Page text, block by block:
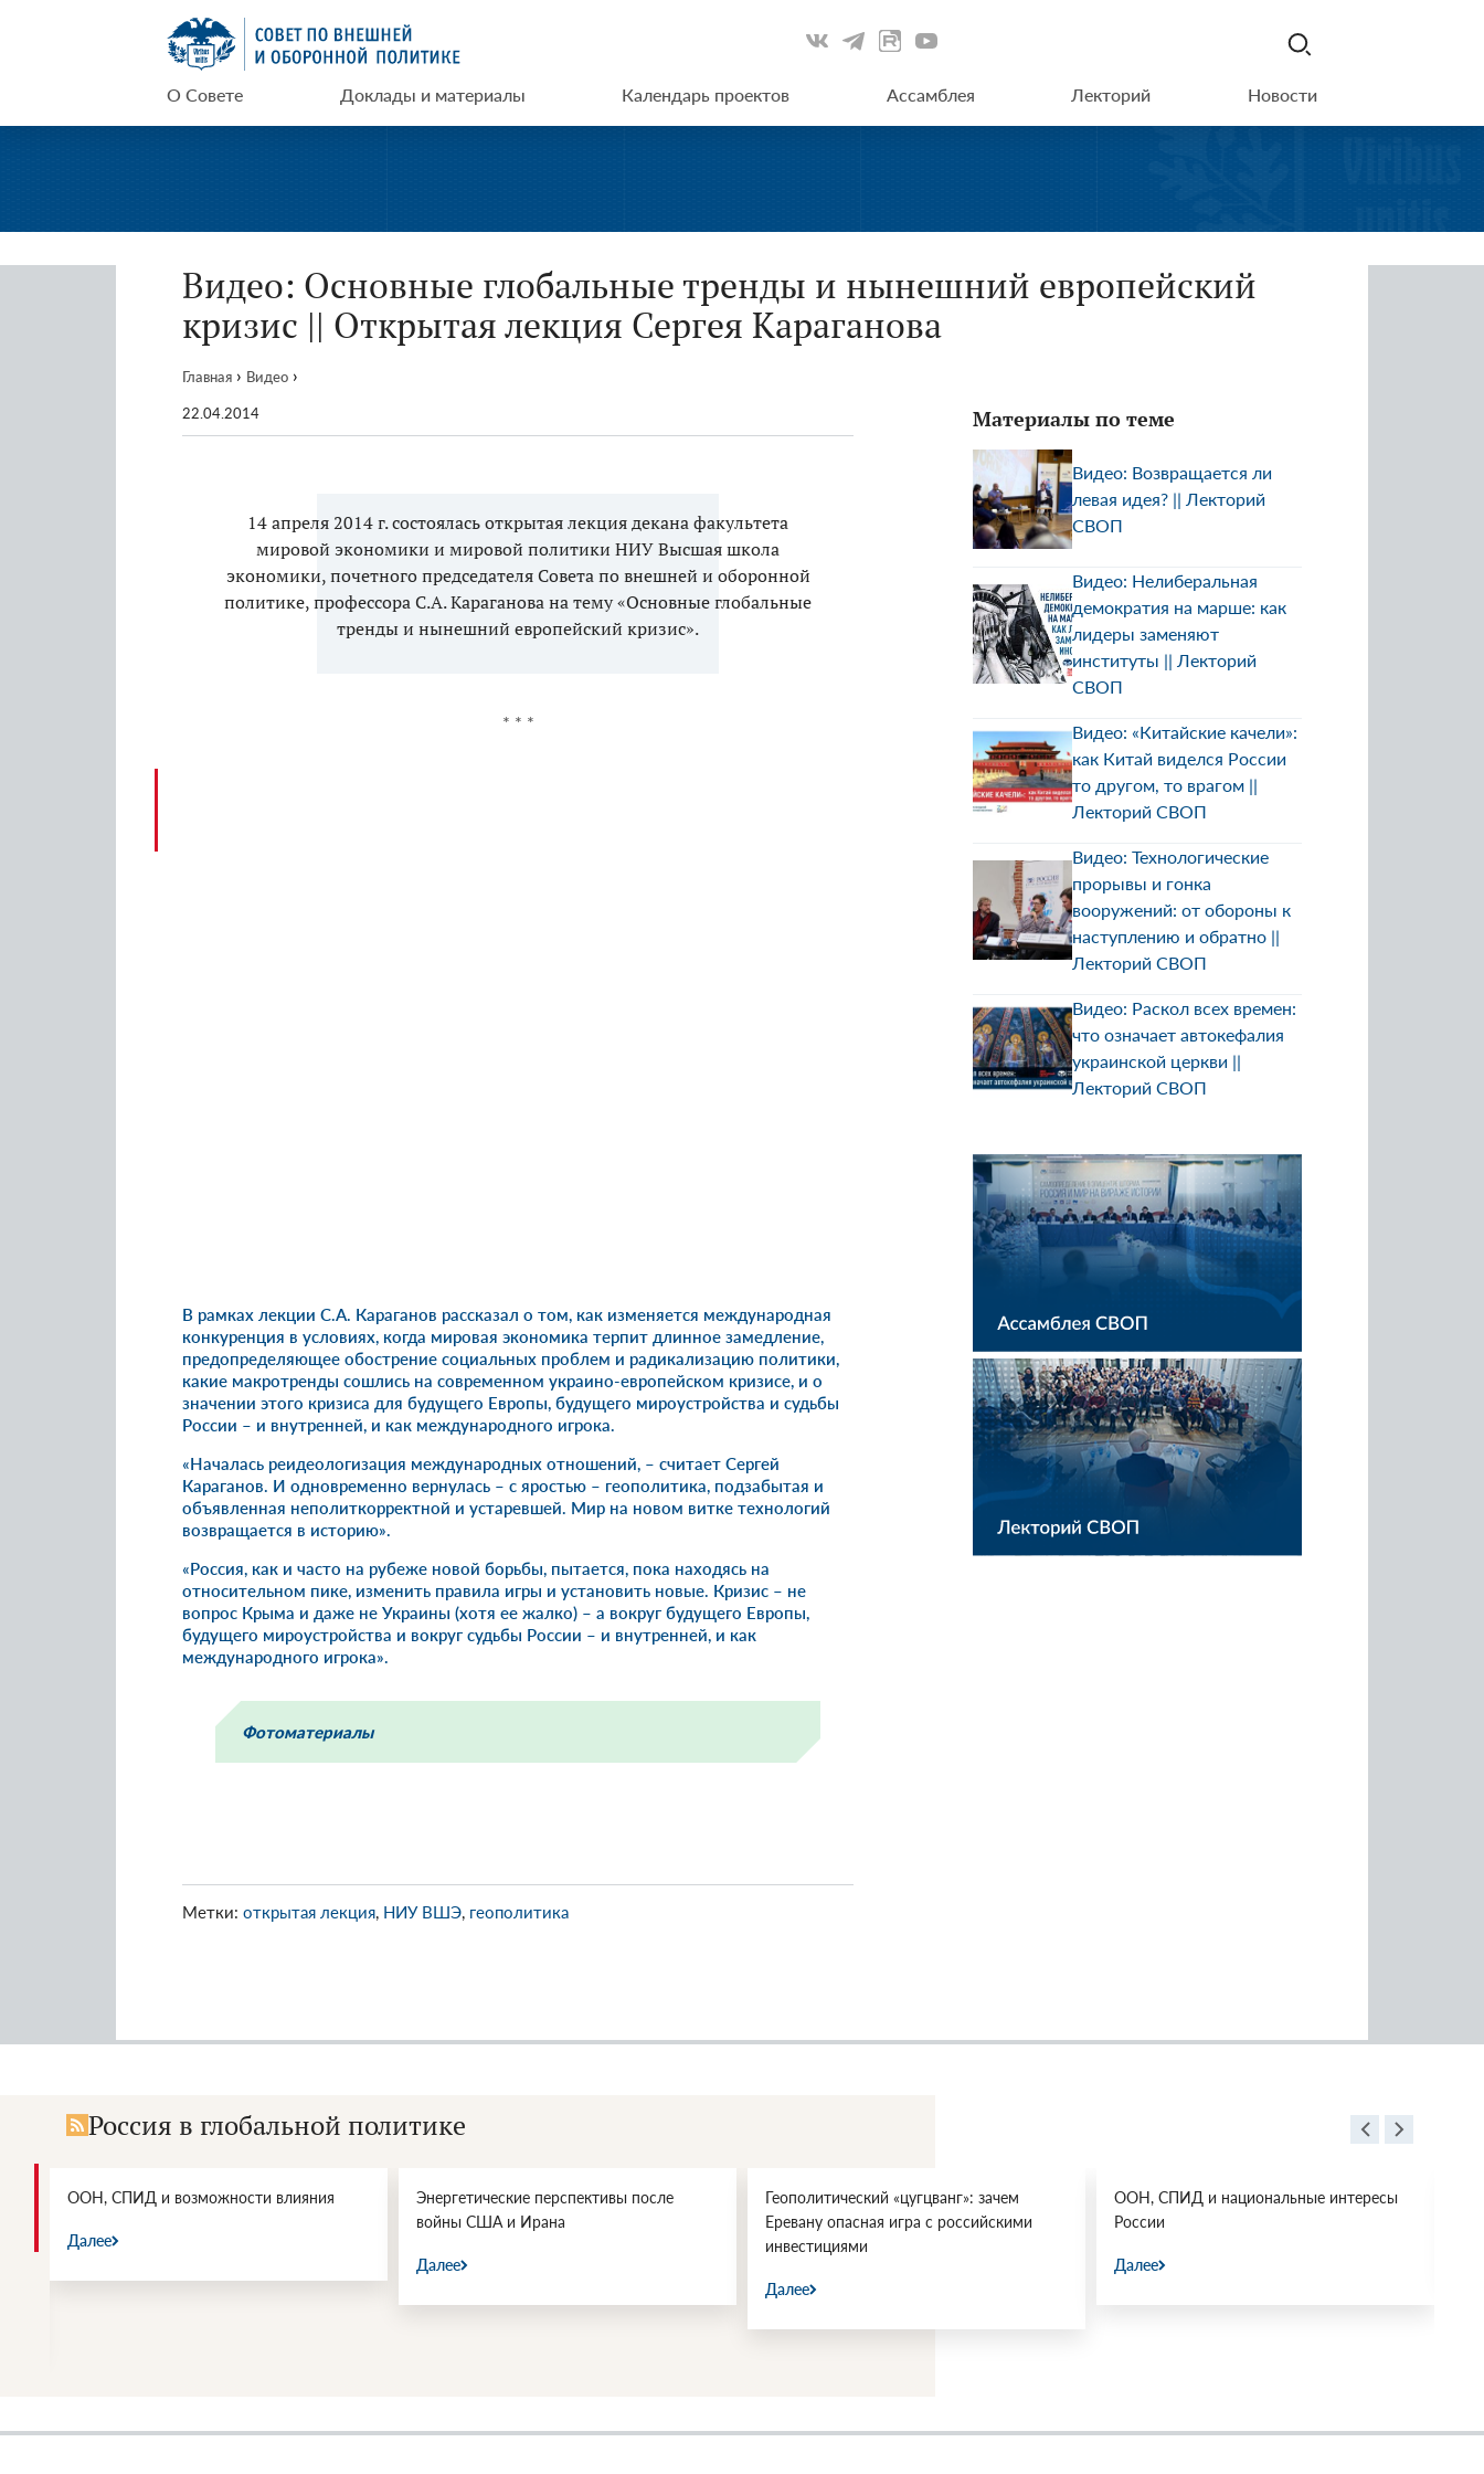
СВОП
О Совете Доклады и материалы Календарь проектов Ассамблея Лекторий Новости
Видео: Основные глобальные тренды и нынешний европейский
кризис || Открытая лекция Сергея Караганова
Главная › Видео ›
22.04.2014
14 апреля 2014 г. состоялась открытая лекция декана факультета
мировой экономики и мировой политики НИУ Высшая школа
экономики, почетного председателя Совета по внешней и оборонной
политике, профессора С.А. Караганова на тему «Основные глобальные
тренды и нынешний европейский кризис».
* * *
В рамках лекции С.А. Караганов рассказал о том, как изменяется международная
конкуренция в условиях, когда мировая экономика терпит длинное замедление,
предопределяющее обострение социальных проблем и радикализацию политики,
какие макротренды сошлись на современном украино-европейском кризисе, и о
значении этого кризиса для будущего Европы, будущего мироустройства и судьбы
России – и внутренней, и как международного игрока.
«Началась реидеологизация международных отношений, – считает Сергей
Караганов. И одновременно вернулась – с яростью – геополитика, подзабытая и
объявленная неполиткорректной и устаревшей. Мир на новом витке технологий
возвращается в историю».
«Россия, как и часто на рубеже новой борьбы, пытается, пока находясь на
относительном пике, изменить правила игры и установить новые. Кризис – не
вопрос Крыма и даже не Украины (хотя ее жалко) – а вокруг будущего Европы,
будущего мироустройства и вокруг судьбы России – и внутренней, и как
международного игрока».
Фотоматериалы
Метки: открытая лекция, НИУ ВШЭ, геополитика
Материалы по теме
Видео: Возвращается ли
левая идея? || Лекторий
СВОП
Видео: Нелиберальная
демократия на марше: как
лидеры заменяют
институты || Лекторий
СВОП
Видео: «Китайские качели»:
как Китай виделся России
то другом, то врагом ||
Лекторий СВОП
Видео: Технологические
прорывы и гонка
вооружений: от обороны к
наступлению и обратно ||
Лекторий СВОП
Видео: Раскол всех времен:
что означает автокефалия
украинской церкви ||
Лекторий СВОП
Россия в глобальной политике
ООН, СПИД и возможности влияния
Далее
Энергетические перспективы после
войны США и Ирана
Далее
Геополитический «цугцванг»: зачем
Еревану опасная игра с российскими
инвестициями
Далее
ООН, СПИД и национальные интересы
России
Далее